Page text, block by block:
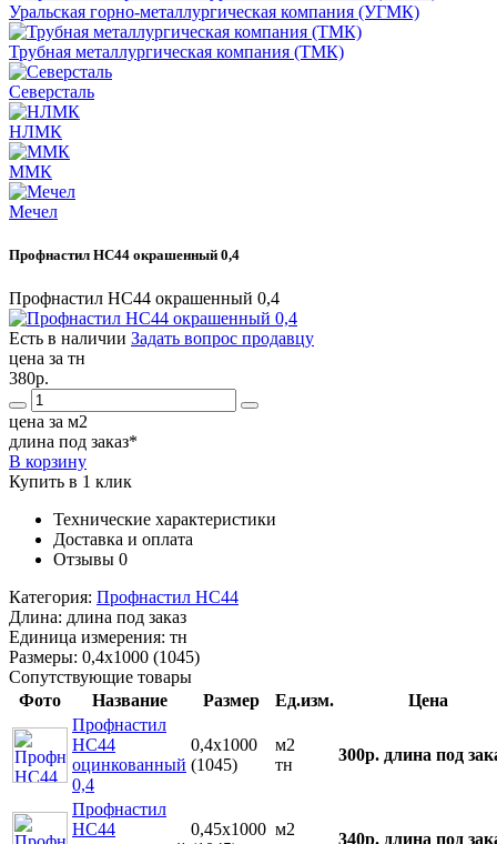
Уральская горно-металлургическая компания (УГМК)
Трубная металлургическая компания (ТМК)
Северсталь
НЛМК
ММК
Мечел
Профнастил НС44 окрашенный 0,4
Профнастил НС44 окрашенный 0,4
Есть в наличии Задать вопрос продавцу
цена за тн
380р.
цена за м2
длина под заказ*
В корзину
Купить в 1 клик
Технические характеристики
Доставка и оплата
Отзывы 0
Категория: Профнастил НС44
Длина: длина под заказ
Единица измерения: тн
Размеры: 0,4х1000 (1045)
Сопутствующие товары
Фото
Название Размер Ед.изм.
Цена
Профнастил
НС44
оцинкованный
0,4
0,4х1000
(1045)
м2
тн
300р. длина под
Профнастил
НС44
0,45х1000 м2
340р. длина под